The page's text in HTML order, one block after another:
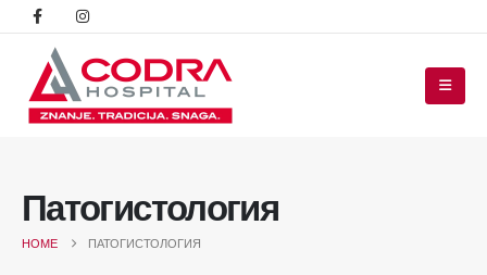
Патогистология
HOME ПАТОГИСТОЛОГИЯ